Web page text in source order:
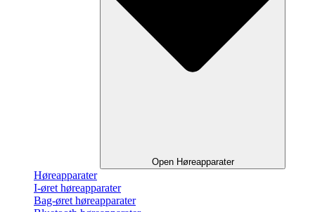
Open Høreapparater
Høreapparater
I-øret høreapparater
Bag-øret høreapparater